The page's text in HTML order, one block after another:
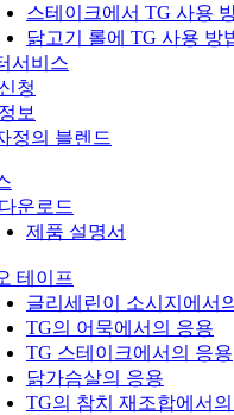
스테이크에서 TG 사용
닭고기 롤에 TG 사용 방
서비스
청
보
정의 블렌드
운로드
제품 설명서
테이프
글리세린이 소시지에서
TG의 어묵에서의 응용
TG 스테이크에서의 응용
닭가슴살의 응용
TG의 참치 재조합에서